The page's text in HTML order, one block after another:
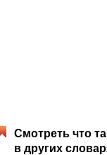
Смотреть что
в других